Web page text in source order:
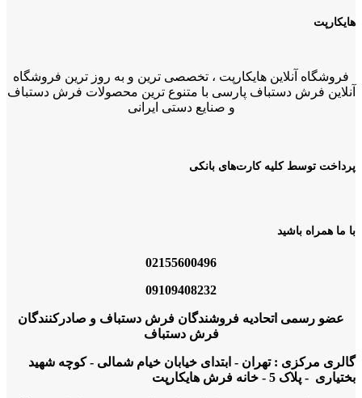
هایکارپت
فروشگاه آنلاین هایکارپت ، تخصصی ترین و به روز ترین فروشگاه
آنلاین فرش دستباف پارسی با متنوع ترین محصولات فرش دستباف
و صنایع دستی ایرانی
پرداخت توسط کلیه کارت‌های بانکی
با ما همراه باشید
02155600496
09109408232
عضو رسمی اتحادیه فروشندگان فرش دستباف و صادرکنندگان
فرش دستباف
گالری مرکزی : تهران - ابتدای خیابان خیام شمالی - کوچه شهید
بختیاری - پلاک 5 - خانه فرش هایکارپت